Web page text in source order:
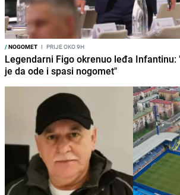
/NOGOMET I PRIJE OKO 9H
Legendarni Figo okrenuo leđa Infantinu:
je da ode i spasi nogomet"